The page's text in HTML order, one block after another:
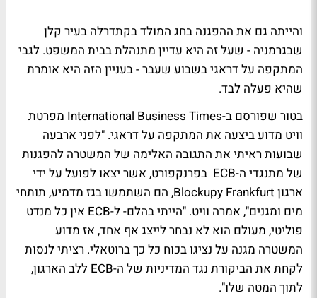
והייתה גם את ההפגנה בחג המולד בקתדרלה בעיר קלן
שבגרמניה - שעל זה היא עדיין מתנהלת בבית המשפט. לגבי
המתקפה על דראגי בשבוע שעבר - בעניין הזה היא אומרת
שהיא פעלה לבד.
בטור שפורסם ב-International Business Times מפרטת
וויט מדוע ביצעה את המתקפה על דראגי. "לפני ארבעה
שבועות ראיתי את התגובה האלימה של המשטרה להפגנות
של מתנגדי ה-ECB בפרנקפורט, אשר יצאו לפועל על ידי
ארגון Blockupy Frankfurt, הם השתמשו בגז מדמיע, תותחי
מים ומגנים", אמרה וויט. "הייתי בהלם- ל-ECB אין כל מנדט
פוליטי, מעולם הוא לא נבחר לייצג אף אחד, אז מדוע
המשטרה מגנה על נציגו בכוח כל כך ברוטאלי. רציתי לנסות
לקחת את הביקורת נגד המדיניות של ה-ECB ללב הארגון,
לתוך המטה שלו".